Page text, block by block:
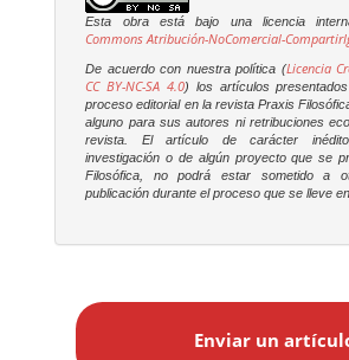
Esta obra está bajo una licencia
Commons Atribución-NoComercial-
De acuerdo con nuestra política (Licencia
CC BY-NC-SA 4.0) los artículos
proceso editorial en la revistaPraxis
alguno para sus autores ni retribuciones
revista. El artículo de carácter
investigación o de algún proyecto que se
Filosófica , no podrá estar sometido a
publicación durante el proceso que se lleve
Enviar un